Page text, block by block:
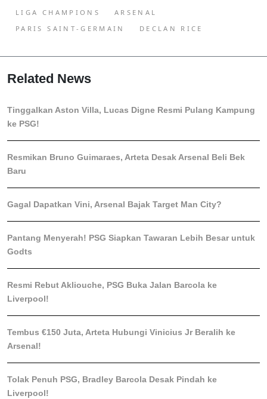
LIGA CHAMPIONS
ARSENAL
PARIS SAINT-GERMAIN
DECLAN RICE
Related News
Tinggalkan Aston Villa, Lucas Digne Resmi Pulang Kampung
ke PSG!
Resmikan Bruno Guimaraes, Arteta Desak Arsenal Beli Bek
Baru
Gagal Dapatkan Vini, Arsenal Bajak Target Man City?
Pantang Menyerah! PSG Siapkan Tawaran Lebih Besar untuk
Godts
Resmi Rebut Akliouche, PSG Buka Jalan Barcola ke
Liverpool!
Tembus €150 Juta, Arteta Hubungi Vinicius Jr Beralih ke
Arsenal!
Tolak Penuh PSG, Bradley Barcola Desak Pindah ke
Liverpool!